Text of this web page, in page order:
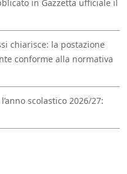
in Gazzetta ufficiale il
chiarisce: la postazione
conforme alla normativa
scolastico 2026/27: